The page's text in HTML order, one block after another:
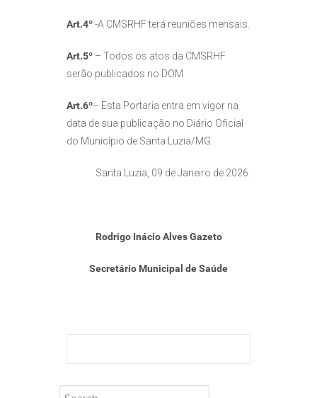
Art.4º-A CMSRHF terá reuniões mensais.
Art.5º – Todos os atos da CMSRHF
serão publicados no DOM
Art.6º– Esta Portaria entra em vigor na
data de sua publicação no Diário Oficial
do Município de Santa Luzia/MG.
Santa Luzia, 09 de Janeiro de 2026.
Rodrigo Inácio Alves Gazeto
Secretário Municipal de Saúde
Search